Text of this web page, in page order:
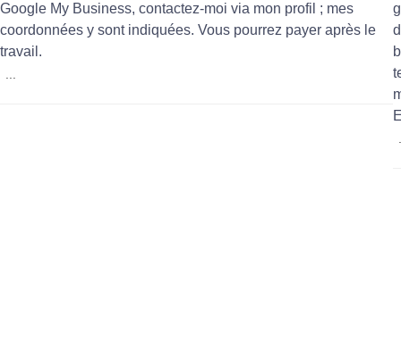
Google My Business, contactez-moi via mon profil ; mes
coordonnées y sont indiquées. Vous pourrez payer après le
travail.